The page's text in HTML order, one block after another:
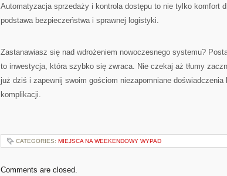
Automatyzacja sprzedaży i kontrola dostępu to nie tylko komfort
podstawa bezpieczeństwa i sprawnej logistyki.
Zastanawiasz się nad wdrożeniem nowoczesnego systemu?
to inwestycja, która szybko się zwraca. Nie czekaj aż tłumy
już dziś i zapewnij swoim gościom niezapomniane
komplikacji.
CATEGORIES: MIEJSCA NA WEEKENDOWY WYPAD
Comments are closed.